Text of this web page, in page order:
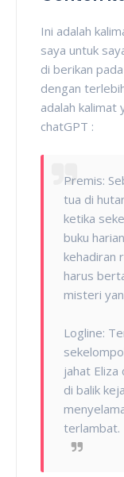
Ini adalah
saya untuk
di berikan
dengan
adalah kalimat
chatGPT :
Premis:
tua di
ketika
buku
kehadiran
harus
misteri
Logline:
jahat Eliza
di balik
terlambat.